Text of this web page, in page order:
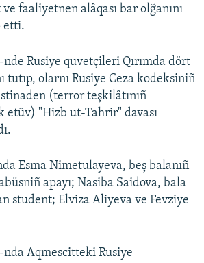
faaliyetnen alâqası bar olğanını
etti.
nde Rusiye quvetçileri Qırımda dört
tutıp, olarnı Rusiye Ceza kodeksiniñ
(terror teşkilâtınıñ
"Hizb ut-Tahrir" davası
Esma Nimetulayeva, beş balanıñ
apayı; Nasiba Saidova, bala
student; Elviza Aliyeva ve Fevziye
nda Aqmescitteki Rusiye